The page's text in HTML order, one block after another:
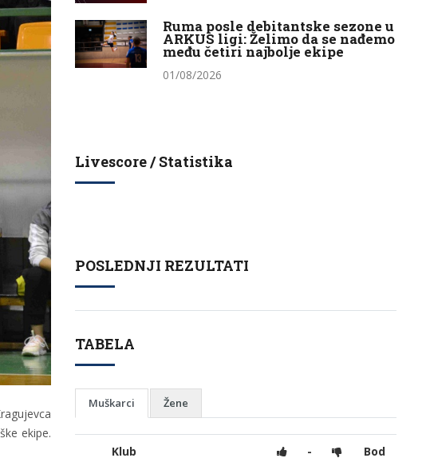
ekipe.
Ruma posle debitantske sezone u
ARKUS ligi: Želimo da se nađemo
među četiri najbolje ekipe
01/08/2026
Livescore / Statistika
POSLEDNJI REZULTATI
TABELA
Muškarci Žene
Klub - Bod